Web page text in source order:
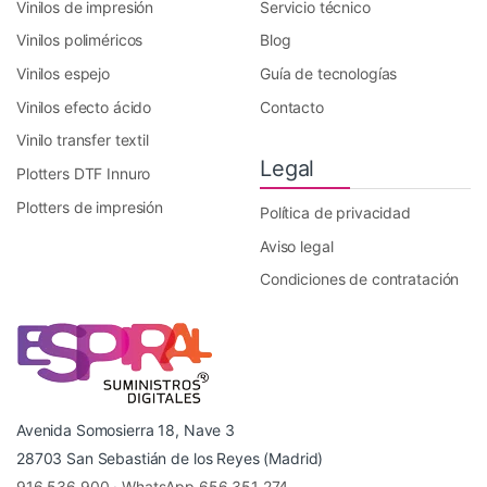
Vinilos de impresión
Vinilos poliméricos
Vinilos espejo
Vinilos efecto ácido
Vinilo transfer textil
Plotters DTF Innuro
Plotters de impresión
Servicio técnico
Blog
Guía de tecnologías
Contacto
Legal
Política de privacidad
Aviso legal
Condiciones de contratación
Avenida Somosierra 18, Nave 3
28703 San Sebastián de los Reyes (Madrid)